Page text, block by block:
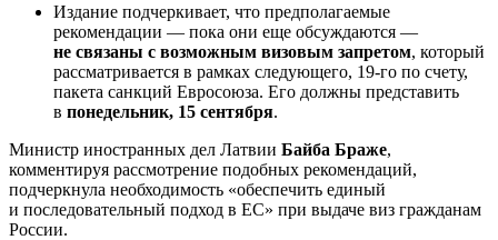
Издание подчеркивает, что предполагаемые
рекомендации — пока они еще обсуждаются —
не связаны с возможным визовым запретом, который
рассматривается в рамках следующего, 19-го по счету,
пакета санкций Евросоюза. Его должны представить
в понедельник, 15 сентября.
Министр иностранных дел Латвии Байба Браже,
комментируя рассмотрение подобных рекомендаций,
подчеркнула необходимость «обеспечить единый
и последовательный подход в ЕС» при выдаче виз гражданам
России.